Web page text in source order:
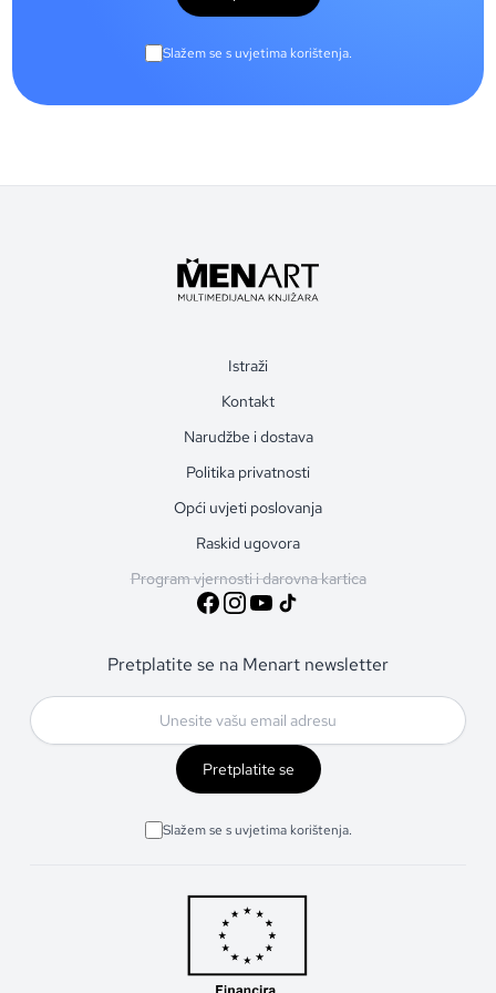
Slažem se s uvjetima korištenja.
Istraži
Kontakt
Narudžbe i dostava
Politika privatnosti
Opći uvjeti poslovanja
Raskid ugovora
Program vjernosti i darovna kartica
Pretplatite se na Menart newsletter
Pretplatite se
Slažem se s uvjetima korištenja.